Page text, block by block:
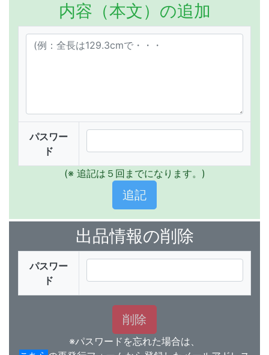
内容（本文）の追加
パスワー
ド
(※ 追記は５回までになります。)
出品情報の削除
パスワー
ド
※パスワードを忘れた場合は、